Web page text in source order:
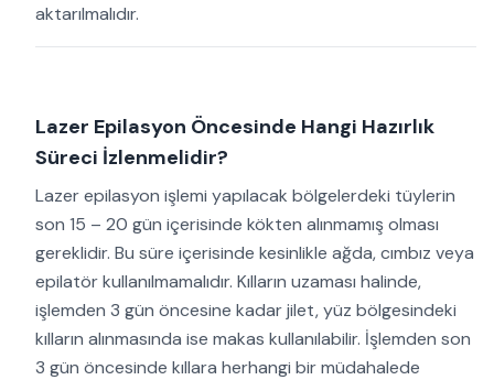
aktarılmalıdır.
Lazer Epilasyon Öncesinde Hangi Hazırlık
Süreci İzlenmelidir?
Lazer epilasyon işlemi yapılacak bölgelerdeki tüylerin
son 15 – 20 gün içerisinde kökten alınmamış olması
gereklidir. Bu süre içerisinde kesinlikle ağda, cımbız veya
epilatör kullanılmamalıdır. Kılların uzaması halinde,
işlemden 3 gün öncesine kadar jilet, yüz bölgesindeki
kılların alınmasında ise makas kullanılabilir. İşlemden son
3 gün öncesinde kıllara herhangi bir müdahalede